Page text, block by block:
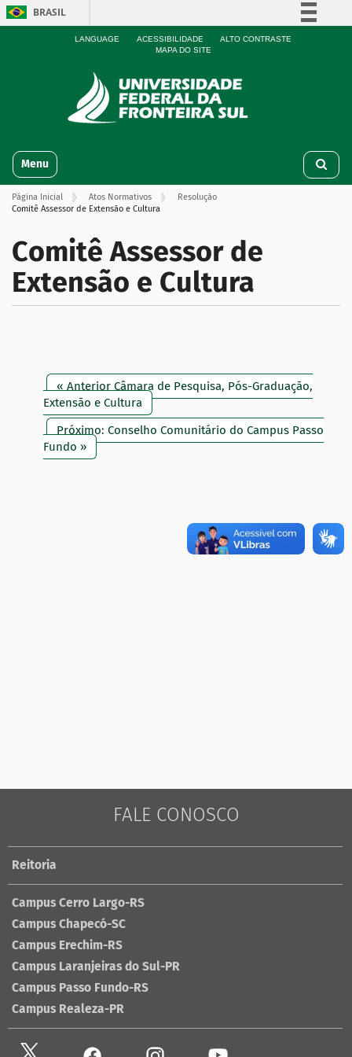
BRASIL
Simplifique!
Participe
Acesso à informação
LANGUAGE ACESSIBILIDADE
ALTO CONTRASTE
MAPA DO SITE
v
Toggle navigation
Página Inicial Atos Normativos
Resolução
Comitê Assessor de Extensão e Cultura
Comitê Assessor de
Extensão e Cultura
« Anterior Câmara de Pesquisa, Pós-Graduação,
Extensão e Cultura
Próximo: Conselho Comunitário do Campus Passo
Fundo »
FALE CONOSCO
Reitoria
Campus Cerro Largo-RS
Campus Chapecó-SC
Campus Erechim-RS
Campus Laranjeiras do Sul-PR
Campus Passo Fundo-RS
Campus Realeza-PR